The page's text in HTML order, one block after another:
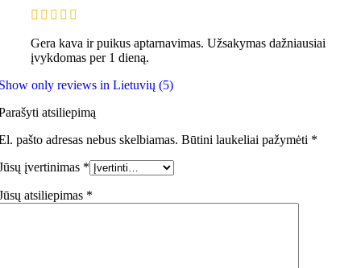
Gera kava ir puikus aptarnavimas. Užsakymas dažniausiai
įvykdomas per 1 dieną.
only reviews in Lietuvių (5)
atsiliepimą
pašto adresas nebus skelbiamas. Būtini laukeliai pažymėti *
įvertinimas *
atsiliepimas *